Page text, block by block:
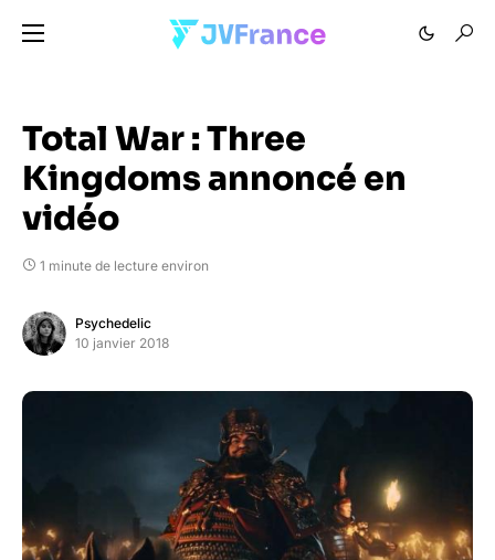
Total War : Three
Kingdoms annoncé en
vidéo
1 minute de lecture environ
Psychedelic
10 janvier 2018